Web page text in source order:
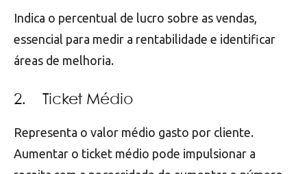
Indica o percentual de lucro sobre as vendas,
essencial para medir a rentabilidade e identificar
áreas de melhoria.
2. Ticket Médio
Representa o valor médio gasto por cliente.
Aumentar o ticket médio pode impulsionar a